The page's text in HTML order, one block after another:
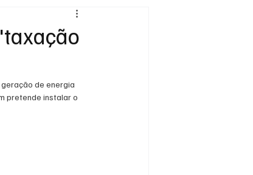
Espírito Santinho
de energia
pretende instalar o